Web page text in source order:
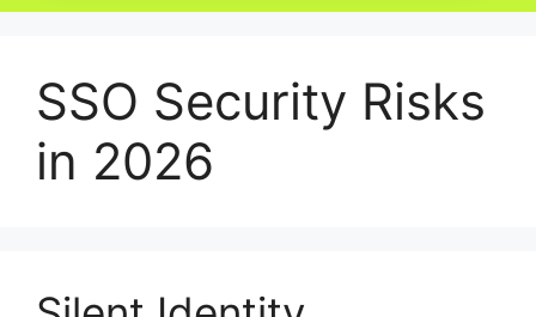
SSO Security Risks
in 2026